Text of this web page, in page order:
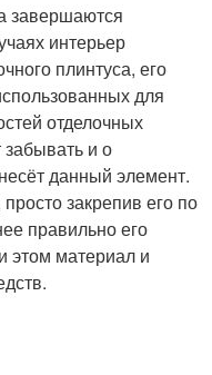
завершаются
интерьер
плинтуса, его
для
отделочных
забывать и о
данный элемент.
закрепив его по
правильно его
этом материал и